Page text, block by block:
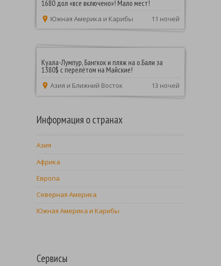
1680 дол «все включено»! Мало мест!
Южная Америка и Карибы 11 ночей
Куала-Лумпур, Бангкок и пляж на о.Бали за
1380$ с перелётом на Майские!
Азия и Ближний Восток 13 ночей
Информация о странах
Азия
Африка
Европа
Северная Америка
Южная Америка и Карибы
Сервисы